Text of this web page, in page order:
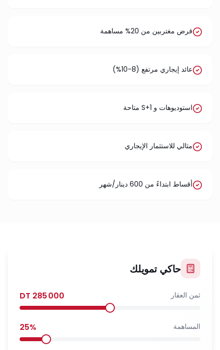
قرض مغتربين من 20% مساهمة
عائد إيجاري مرتفع (8-10%)
استوديوهات و S+1 متاحة
مثالي للاستثمار الإيجاري
أقساط ابتداءً من 600 دينار/شهر
حاكي تمويلك
ثمن العقار 285 000
المساهمة 25%